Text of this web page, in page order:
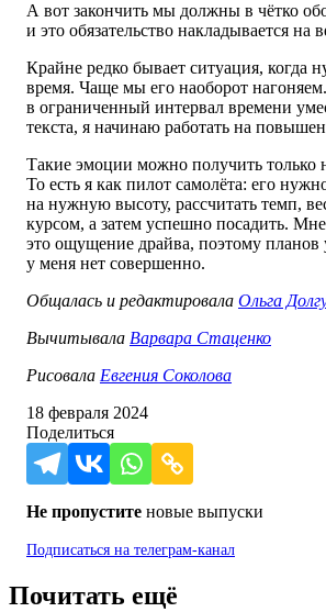
А вот закончить мы должны в чётко
и это обязательство накладывается на
Крайне редко бывает ситуация, когда
время. Чаще мы его наоборот
в ограниченный интервал времени
текста, я начинаю работать на
Такие эмоции можно получить только
То есть я как пилот самолёта: его
на нужную высоту, рассчитать темп,
курсом, а затем успешно посадить.
это ощущение драйва, поэтому планов
у меня нет совершенно.
Общалась и редактировала Ольга
Вычитывала Варвара Стаценко
Рисовала Евгения Соколова
18 февраля 2024
Поделиться
Не пропустите новые выпуски
Подписаться на телеграм-канал
Почитать ещё